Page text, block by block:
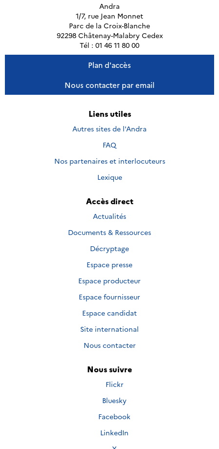
Andra
1/7, rue Jean Monnet
Parc de la Croix-Blanche
92298 Châtenay-Malabry Cedex
Tél : 01 46 11 80 00
Plan d'accès
Nous contacter par email
Liens utiles
Autres sites de l'Andra
FAQ
Nos partenaires et interlocuteurs
Lexique
Accès direct
Actualités
Documents & Ressources
Décryptage
Espace presse
Espace producteur
Espace fournisseur
Espace candidat
Site international
Nous contacter
Nous suivre
Nous
sur
Flickr
Nous
sur
Bluesky
Nous
sur
Facebook
Nous
LinkedIn